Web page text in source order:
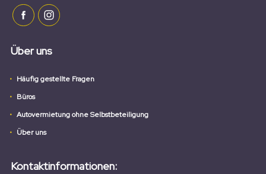
Über uns
Häufig gestellte Fragen
Büros
Autovermietung ohne Selbstbeteiligung
Über uns
Kontaktinformationen: